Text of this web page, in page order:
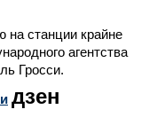
на станции крайне
агентства
Гросси.
дзен